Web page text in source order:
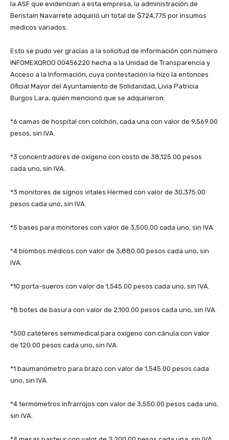
la ASF que evidencian a esta empresa, la administración de
Beristain Navarrete adquirió un total de $724,775 por insumos
médicos variados.
Esto se pudo ver gracias a la solicitud de información con número
INFOMEXQROO 00456220 hecha a la Unidad de Transparencia y
Acceso a la Información, cuya contestación la hizo la entonces
Oficial Mayor del Ayuntamiento de Solidaridad, Livia Patricia
Burgos Lara, quien mencionó que se adquirieron:
*6 camas de hospital con colchón, cada una con valor de 9,569.00
pesos, sin IVA.
*3 concentradores de oxígeno con costo de 38,125.00 pesos
cada uno, sin IVA.
*3 monitores de signos vitales Hermed con valor de 30,375.00
pesos cada uno, sin IVA.
*5 bases para monitores con valor de 3,500.00 cada uno, sin IVA.
*4 biombos médicos con valor de 3,880.00 pesos cada uno, sin
IVA.
*10 porta-sueros con valor de 1,545.00 pesos cada uno, sin IVA.
*8 botes de basura con valor de 2,100.00 pesos cada uno, sin IVA.
*500 catéteres semimedical para oxígeno con cánula con valor
de 120.00 pesos cada uno, sin IVA.
*1 baumanómetro para brazo con valor de 1,545.00 pesos cada
uno, sin IVA.
*4 termómetros infrarrojos con valor de 3,550.00 pesos cada uno,
sin IVA.